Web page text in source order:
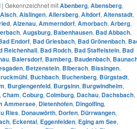
| Gekennzeichnet mitAbenberg, Abensberg,
Aisch, Aislingen, Allersberg, Altdorf, Altenstadt,
, Alzenau, Ammerndorf, Amorbach, Arberg,
, Augsburg, Babenhausen, Bad Abbach,
Endorf, Bad Griesbach, Bad Grönenbach,
Reichenhall, Bad Rodch, Bad Staffelstein, Bad
, Baiersdorf, Bamberg, Baudenbach,
, Betzenstein, Biberach, Bissingen,
, Buchbach, Buchenberg, Bürgstadt,
, Burglengenfeld, Burgsinn, Burgwindheim,
, Cham, Coburg, Colmburg, Dachau, Dachsbach,
Ammersee, Dietenhofen, Dingolfing,
Ries, Donauwörth, Dorfen, Dürrwangen,
, Eckental, Eggenfelden, Eging am See,